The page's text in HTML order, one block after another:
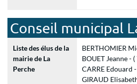
Conseil municipal
Liste des élus de la
mairie de La
Perche
BERTHOMIER
BOUET Jeanne - (
CARRE Edouard
GIRAUD